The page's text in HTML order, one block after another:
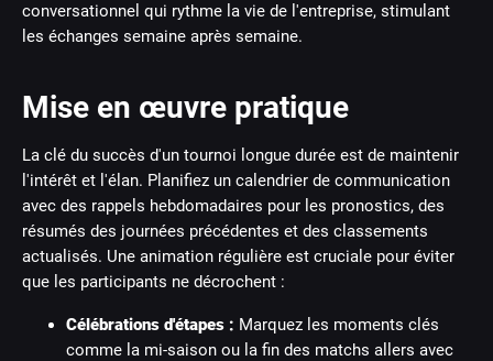
conversationnel qui rythme la vie de l'entreprise, stimulant
les échanges semaine après semaine.
Mise en œuvre pratique
La clé du succès d'un tournoi longue durée est de maintenir
l'intérêt et l'élan. Planifiez un calendrier de communication
avec des rappels hebdomadaires pour les pronostics, des
résumés des journées précédentes et des classements
actualisés. Une animation régulière est cruciale pour éviter
que les participants ne décrochent :
Célébrations d'étapes : Marquez les moments clés
comme la mi-saison ou la fin des matchs allers avec